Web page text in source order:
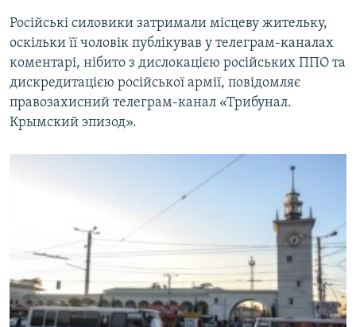
Російські силовики затримали місцеву жительку,
оскільки її чоловік публікував у телеграм-каналах
коментарі, нібито з дислокацією російських ППО та
дискредитацією російської армії, повідомляє
правозахисний телеграм-канал «Трибунал.
Крымский эпизод».